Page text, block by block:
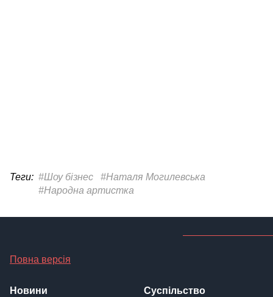
Теги: #Шоу бізнес
#Наталя Могилевська
#Народна артистка
Повна версія
Новини Суспільство